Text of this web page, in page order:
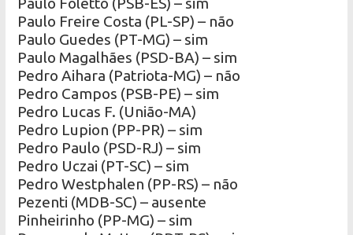
Paulo Freire Costa (PL-SP) – não
Paulo Guedes (PT-MG) – sim
Paulo Magalhães (PSD-BA) – sim
Pedro Aihara (Patriota-MG) – não
Pedro Campos (PSB-PE) – sim
Pedro Lucas F. (União-MA)
Pedro Lupion (PP-PR) – sim
Pedro Paulo (PSD-RJ) – sim
Pedro Uczai (PT-SC) – sim
Pedro Westphalen (PP-RS) – não
Pezenti (MDB-SC) – ausente
Pinheirinho (PP-MG) – sim